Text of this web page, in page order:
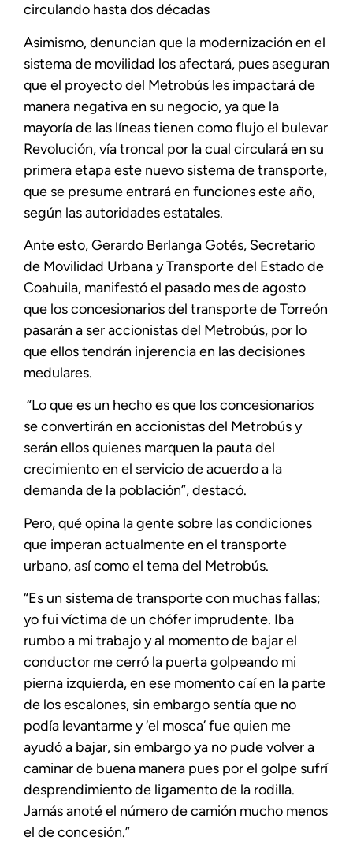
circulando hasta dos décadas
Asimismo, denuncian que la modernización en el
sistema de movilidad los afectará, pues aseguran
que el proyecto del Metrobús les impactará de
manera negativa en su negocio, ya que la
mayoría de las líneas tienen como flujo el bulevar
Revolución, vía troncal por la cual circulará en su
primera etapa este nuevo sistema de transporte,
que se presume entrará en funciones este año,
según las autoridades estatales.
Ante esto, Gerardo Berlanga Gotés, Secretario
de Movilidad Urbana y Transporte del Estado de
Coahuila, manifestó el pasado mes de agosto
que los concesionarios del transporte de Torreón
pasarán a ser accionistas del Metrobús, por lo
que ellos tendrán injerencia en las decisiones
medulares.
“Lo que es un hecho es que los concesionarios
se convertirán en accionistas del Metrobús y
serán ellos quienes marquen la pauta del
crecimiento en el servicio de acuerdo a la
demanda de la población”, destacó.
Pero, qué opina la gente sobre las condiciones
que imperan actualmente en el transporte
urbano, así como el tema del Metrobús.
“Es un sistema de transporte con muchas fallas;
yo fui víctima de un chófer imprudente. Iba
rumbo a mi trabajo y al momento de bajar el
conductor me cerró la puerta golpeando mi
pierna izquierda, en ese momento caí en la parte
de los escalones, sin embargo sentía que no
podía levantarme y ‘el mosca’ fue quien me
ayudó a bajar, sin embargo ya no pude volver a
caminar de buena manera pues por el golpe sufrí
desprendimiento de ligamento de la rodilla.
Jamás anoté el número de camión mucho menos
el de concesión.”